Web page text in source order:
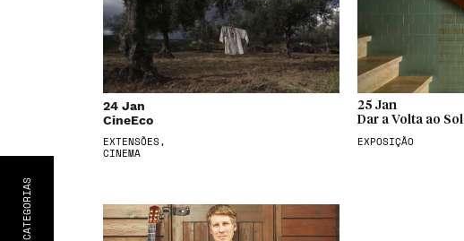
CATEGORIA
S
24 Jan
CineEco
EXTENSÕES,
CINEMA
25 Jan
Dar a Volta ao Sol
EXPOSIÇÃO